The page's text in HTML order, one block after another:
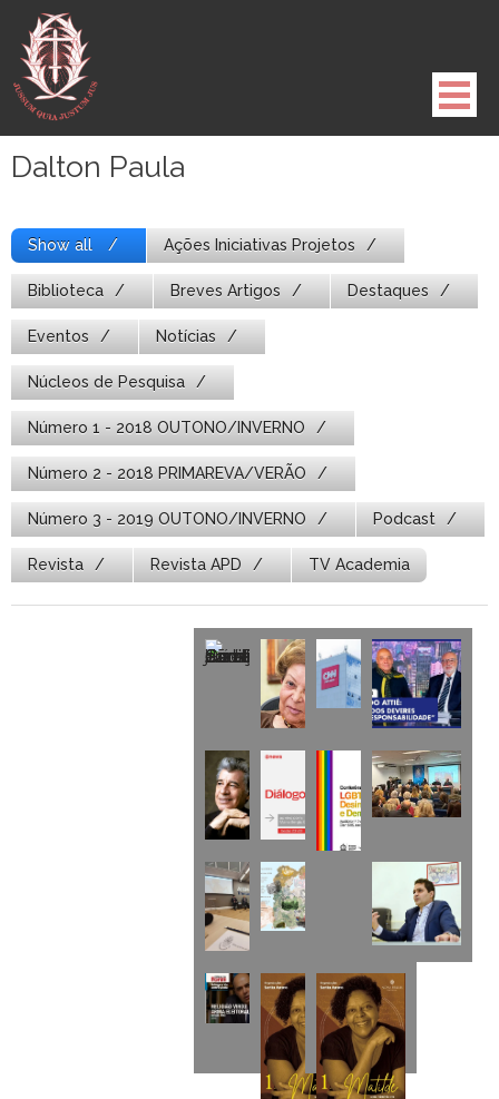
para
conteúdo
Dalton Paula
Show all Ações Iniciativas Projetos
Biblioteca Breves Artigos Destaques
Eventos Notícias
Núcleos de Pesquisa
Número 1 - 2018 OUTONO/INVERNO
Número 2 - 2018 PRIMAREVA/VERÃO
Número 3 - 2019 OUTONO/INVERNO Podcast
Revista Revista APD TV Academia